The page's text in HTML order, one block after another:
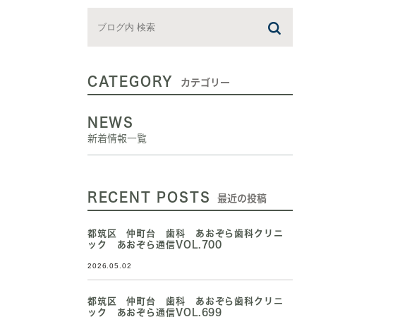
CATEGORY カテゴリー
NEWS
新着情報一覧
RECENT POSTS 最近の投稿
都筑区 仲町台 歯科 あおぞら歯科クリニ
ック あおぞら通信VOL.700
2026.05.02
都筑区 仲町台 歯科 あおぞら歯科クリニ
ック あおぞら通信VOL.699